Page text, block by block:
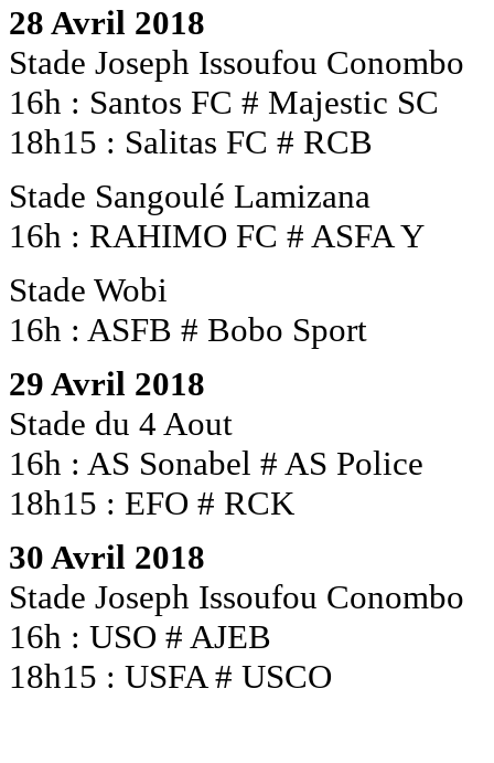
28 Avril 2018
Stade Joseph Issoufou Conombo
16h : Santos FC # Majestic SC
18h15 : Salitas FC # RCB
Stade Sangoulé Lamizana
16h : RAHIMO FC # ASFA Y
Stade Wobi
16h : ASFB # Bobo Sport
29 Avril 2018
Stade du 4 Aout
16h : AS Sonabel # AS Police
18h15 : EFO # RCK
30 Avril 2018
Stade Joseph Issoufou Conombo
16h : USO # AJEB
18h15 : USFA # USCO